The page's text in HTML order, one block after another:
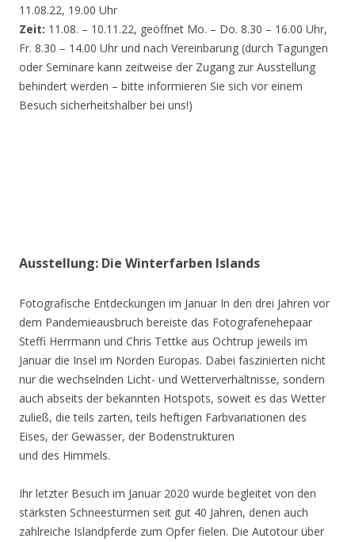
11.08.22, 19.00 Uhr
Zeit: 11.08. – 10.11.22, geöffnet Mo. – Do. 8.30 – 16.00 Uhr,
Fr. 8.30 – 14.00 Uhr und nach Vereinbarung (durch Tagungen
oder Seminare kann zeitweise der Zugang zur Ausstellung
behindert werden – bitte informieren Sie sich vor einem
Besuch sicherheitshalber bei uns!)
Ausstellung: Die Winterfarben Islands
Fotografische Entdeckungen im Januar In den drei Jahren vor
dem Pandemieausbruch bereiste das Fotografenehepaar
Steffi Herrmann und Chris Tettke aus Ochtrup jeweils im
Januar die Insel im Norden Europas. Dabei faszinierten nicht
nur die wechselnden Licht- und Wetterverhältnisse, sondern
auch abseits der bekannten Hotspots, soweit es das Wetter
zuließ, die teils zarten, teils heftigen Farbvariationen des
Eises, der Gewässer, der Bodenstrukturen
und des Himmels.
Ihr letzter Besuch im Januar 2020 wurde begleitet von den
stärksten Schneestürmen seit gut 40 Jahren, denen auch
zahlreiche Islandpferde zum Opfer fielen. Die Autotour über